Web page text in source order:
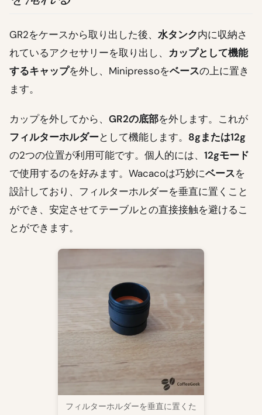
GR2をケースから取り出した後、 水タンク内に収納さ
れているアクセサリーを取り出し、 カップとして機能
するキャップを外し、Minipressoをベースの上に置き
ます。
カップを外してから、 GR2の底部を外します。これが
フィルターホルダーとして機能します。 8gまたは12g
の2つの位置が利用可能です。個人的には、 12gモード
で使用するのを好みます。Wacacoは巧妙にベースを
設計しており、フィルターホルダーを垂直に置くこと
ができ、安定させてテーブルとの直接接触を避けるこ
とができます。
フィルターホルダーを垂直に置くた